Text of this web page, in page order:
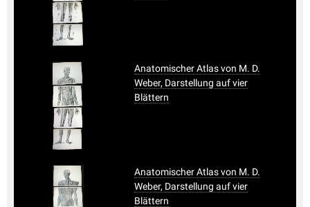
Anatomischer Atlas von M. D.
Weber, Darstellung auf vier
Blättern
Anatomischer Atlas von M. D.
Weber, Darstellung auf vier
Blättern